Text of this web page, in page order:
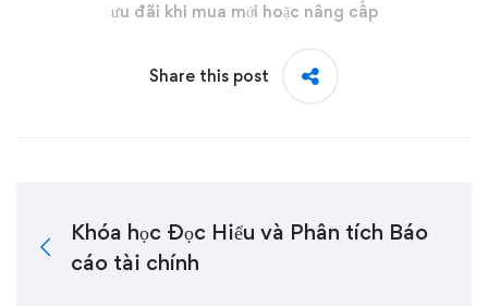
ưu đãi khi mua mới hoặc nâng cấp
Share this post
Khóa học Đọc Hiểu và Phân tích Báo
cáo tài chính